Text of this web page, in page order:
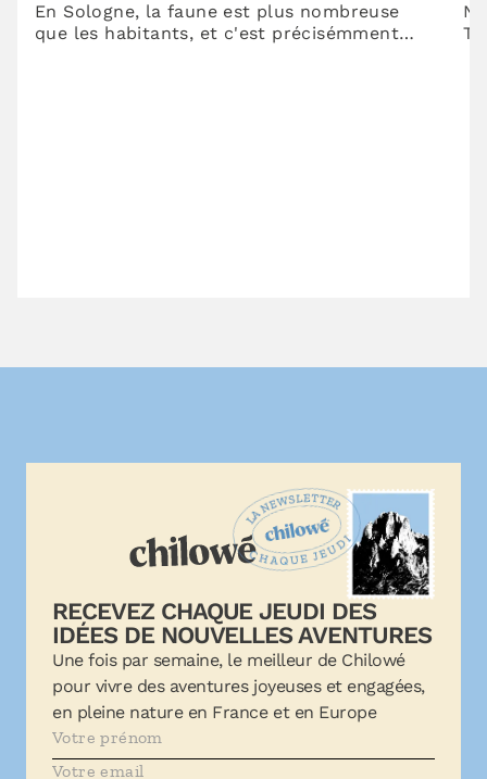
En Sologne, la faune est plus nombreuse
que les habitants, et c'est précisémment
RECEVEZ CHAQUE JEUDI DES
IDÉES DE NOUVELLES AVENTURES
Une fois par semaine, le meilleur de Chilowé
pour vivre des aventures joyeuses et engagées,
en pleine nature en France et en Europe